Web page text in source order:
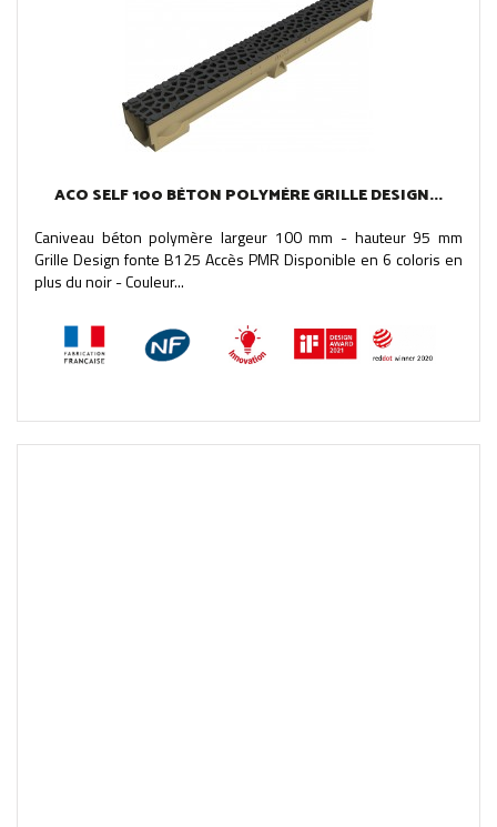
ACO SELF 100 BÉTON POLYMÈRE GRILLE DESIGN...
Caniveau béton polymère largeur 100 mm - hauteur 95 mm
Grille Design fonte B125 Accès PMR Disponible en 6 coloris en
plus du noir - Couleur...